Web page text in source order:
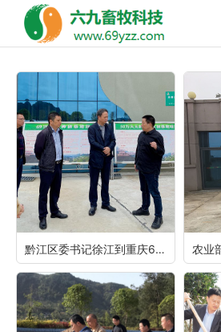
黔江区委书记徐江到重庆69兴隆湾种猪基地调研